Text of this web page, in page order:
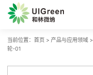
当前位置： 首页 > 产品与应用领域 >
轮-01